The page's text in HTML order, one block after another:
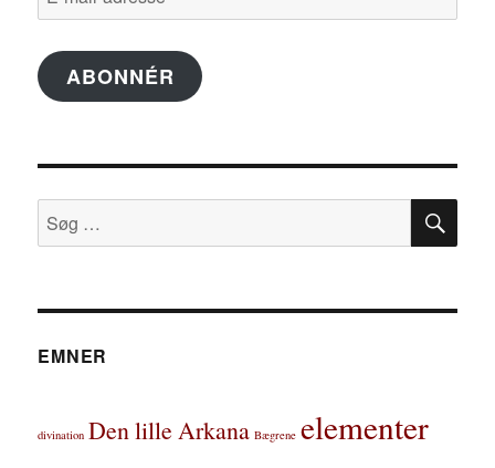
mail-
adresse
ABONNÉR
Søg
efter:
SØG
EMNER
divination Den lille Arkana Bægrene elementer